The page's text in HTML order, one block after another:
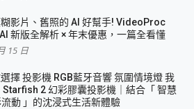
影片、舊照的 AI 好幫手! VideoProc
新版全解析 × 年末優惠，一篇全看懂
15 日
擇 投影機 RGB藍牙音響 氛圍情境燈 我
Starfish 2 幻彩膠囊投影機｜結合「 智慧
動 」的沈浸式生活新體驗